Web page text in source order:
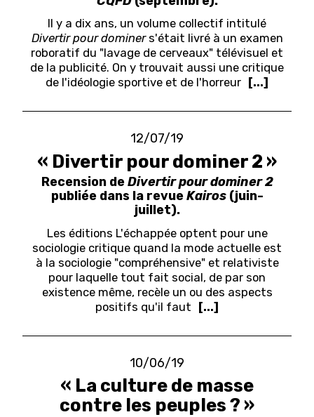
Il y a dix ans, un volume collectif intitulé
Divertir pour dominer s'était livré à un examen
roboratif du "lavage de cerveaux" télévisuel et
de la publicité. On y trouvait aussi une critique
de l'idéologie sportive et de l'horreur
[...]
12/07/19
« Divertir pour dominer 2 »
Recension deDivertir pour dominer 2
publiée dans la revueKairos(juin-
juillet).
Les éditions L'échappée optent pour une
sociologie critique quand la mode actuelle est
à la sociologie "compréhensive" et relativiste
pour laquelle tout fait social, de par son
existence même, recèle un ou des aspects
positifs qu'il faut [...]
10/06/19
« La culture de masse
contre les peuples ? »